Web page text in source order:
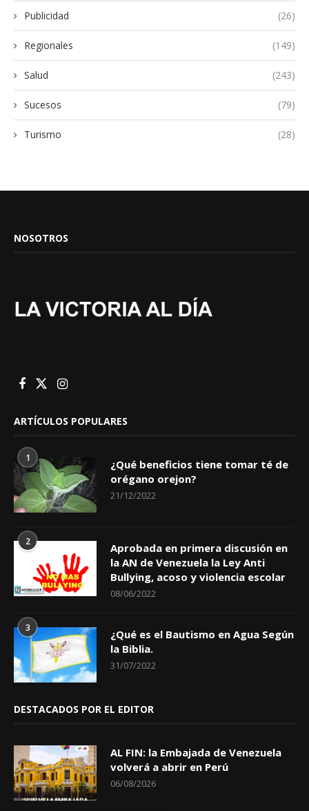
Publicidad (26)
Regionales (149)
Salud (243)
Sucesos (79)
Turismo (28)
NOSOTROS
ARTÍCULOS POPULARES
1
¿Qué beneficios tiene tomar té de
orégano orejon?
21/12/2022
2
Aprobada en primera discusión en
la AN de Venezuela la Ley Anti
Bullying, acoso y violencia escolar
08/06/2022
3
¿Qué es el Bautismo en Agua Según
la Biblia.
31/07/2022
DESTACADOS POR EL EDITOR
AL FIN: la Embajada de Venezuela
volverá a abrir en Perú
06/08/2026